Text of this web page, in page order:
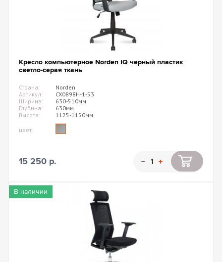
Кресло компьютерное Norden IQ черный пластик
светло-серая ткань
Страна:
Norden
Артикул:
CX0898H-1-53
Ширина:
630-510мм
Глубина:
630мм
Высота:
1125-1150мм
цвет:
15 250 р.
В наличии